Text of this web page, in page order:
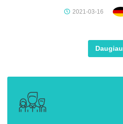
2021-03-16
Daugiau